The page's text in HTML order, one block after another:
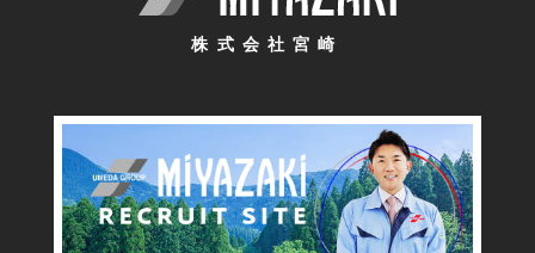
株式会社宮崎